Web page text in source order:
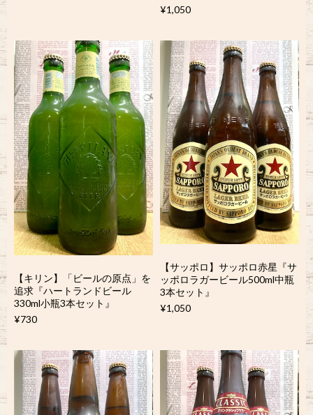
¥1,050
【キリン】「ビールの原点」を
追求『ハートランドビール
330ml小瓶3本セット』
¥730
【サッポロ】サッポロ赤星『サ
ッポロラガービール500ml中瓶
3本セット』
¥1,050